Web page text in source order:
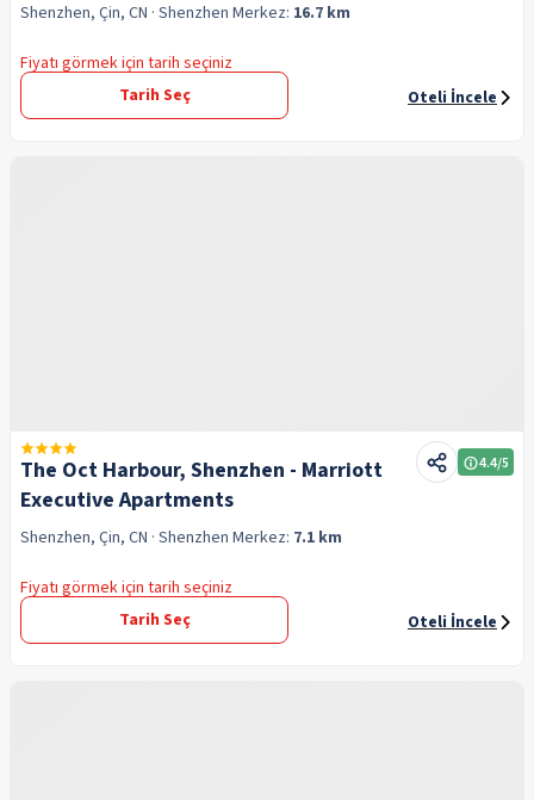
Shenzhen, Çin, CN · Shenzhen Merkez: 16.7 km
Fiyatı görmek için tarih seçiniz
Tarih Seç
Oteli İncele
The Oct Harbour, Shenzhen - Marriott
Executive Apartments
4.4/5
Shenzhen, Çin, CN · Shenzhen Merkez: 7.1 km
Fiyatı görmek için tarih seçiniz
Tarih Seç
Oteli İncele